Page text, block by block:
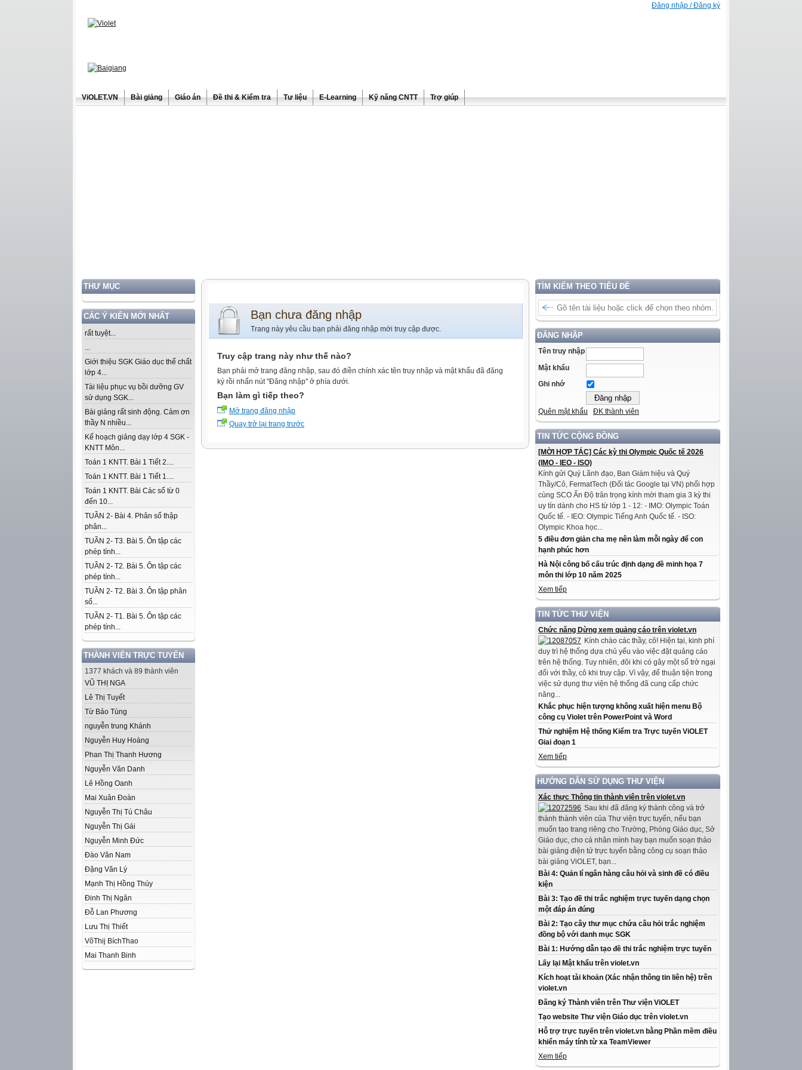
Đăng nhập / Đăng ký
ViOLET.VN Bài giảng Giáo án Đề thi & Kiểm tra Tư liệu E-Learning Kỹ năng CNTT Trợ giúp
THƯ MỤC
CÁC Ý KIẾN MỚI NHẤT
rất tuyệt...
...
Giới thiệu SGK Giáo dục thể chất
lớp 4...
Tài liệu phục vụ bồi dưỡng GV
sử dụng SGK...
Bài giảng rất sinh động. Cảm ơn
thầy N nhiều...
Kế hoạch giảng dạy lớp 4 SGK -
KNTT Môn...
Toán 1 KNTT. Bài 1 Tiết 2....
Toán 1 KNTT. Bài 1 Tiết 1....
Toán 1 KNTT. Bài Các số từ 0
đến 10...
TUẦN 2- Bài 4. Phân số thập
phân...
TUẦN 2- T3. Bài 5. Ôn tập các
phép tính...
TUẦN 2- T2. Bài 5. Ôn tập các
phép tính...
TUẦN 2- T2. Bài 3. Ôn tập phân
số...
TUẦN 2- T1. Bài 5. Ôn tập các
phép tính...
THÀNH VIÊN TRỰC TUYẾN
1377 khách và 89 thành viên
VŨ THỊ NGA
Lê Thị Tuyết
Từ Bảo Tùng
nguyễn trung Khánh
Nguyễn Huy Hoàng
Phan Thị Thanh Hương
Nguyễn Văn Danh
Lê Hồng Oanh
Mai Xuân Đoàn
Nguyễn Thị Tú Châu
Nguyễn Thị Gái
Nguyễn Minh Đức
Đào Văn Nam
Đặng Văn Lý
Mạnh Thị Hồng Thúy
Đinh Thị Ngân
Đỗ Lan Phương
Lưu Thị Thiết
VõThij BíchThao
Mai Thanh Binh
TÌM KIẾM THEO TIÊU ĐỀ
ĐĂNG NHẬP
Tên truy nhập
Mật khẩu
Ghi nhớ
Quên mật khẩu ĐK thành viên
TIN TỨC CỘNG ĐỒNG
[MỜI HỢP TÁC] Các kỳ thi Olympic Quốc tế 2026
(IMO - IEO - ISO)
Kính gửi Quý Lãnh đạo, Ban Giám hiệu và Quý
Thầy/Cô, FermatTech (Đối tác Google tại VN) phối hợp
cùng SCO Ấn Độ trân trọng kính mời tham gia 3 kỳ thi
uy tín dành cho HS từ lớp 1 - 12: - IMO: Olympic Toán
Quốc tế. - IEO: Olympic Tiếng Anh Quốc tế. - ISO:
Olympic Khoa học...
5 điều đơn giản cha mẹ nên làm mỗi ngày để con
hạnh phúc hơn
Hà Nội công bố cấu trúc định dạng đề minh họa 7
môn thi lớp 10 năm 2025
Xem tiếp
TIN TỨC THƯ VIỆN
Chức năng Dừng xem quảng cáo trên violet.vn
Kính chào các thầy, cô! Hiện tại, kinh phí
duy trì hệ thống dựa chủ yếu vào việc đặt quảng cáo
trên hệ thống. Tuy nhiên, đôi khi có gây một số trở ngại
đối với thầy, cô khi truy cập. Vì vậy, để thuận tiện trong
việc sử dụng thư viện hệ thống đã cung cấp chức
năng...
Khắc phục hiện tượng không xuất hiện menu Bộ
công cụ Violet trên PowerPoint và Word
Thử nghiệm Hệ thống Kiểm tra Trực tuyến ViOLET
Giai đoạn 1
Xem tiếp
HƯỚNG DẪN SỬ DỤNG THƯ VIỆN
Xác thực Thông tin thành viên trên violet.vn
Sau khi đã đăng ký thành công và trở
thành thành viên của Thư viện trực tuyến, nếu bạn
muốn tạo trang riêng cho Trường, Phòng Giáo dục, Sở
Giáo dục, cho cá nhân mình hay bạn muốn soạn thảo
bài giảng điện tử trực tuyến bằng công cụ soạn thảo
bài giảng ViOLET, bạn...
Bài 4: Quản lí ngân hàng câu hỏi và sinh đề có điều
kiện
Bài 3: Tạo đề thi trắc nghiệm trực tuyến dạng chọn
một đáp án đúng
Bài 2: Tạo cây thư mục chứa câu hỏi trắc nghiệm
đồng bộ với danh mục SGK
Bài 1: Hướng dẫn tạo đề thi trắc nghiệm trực tuyến
Lấy lại Mật khẩu trên violet.vn
Kích hoạt tài khoản (Xác nhận thông tin liên hệ) trên
violet.vn
Đăng ký Thành viên trên Thư viện ViOLET
Tạo website Thư viện Giáo dục trên violet.vn
Hỗ trợ trực tuyến trên violet.vn bằng Phần mềm điều
khiển máy tính từ xa TeamViewer
Xem tiếp
Bạn chưa đăng nhập
Trang này yêu cầu bạn phải đăng nhập mới truy cập được.
Truy cập trang này như thế nào?
Bạn phải mở trang đăng nhập, sau đó điền chính xác tên truy nhập và mật khẩu đã đăng
ký rồi nhấn nút "Đăng nhập" ở phía dưới.
Bạn làm gì tiếp theo?
Mở trang đăng nhập
Quay trở lại trang trước